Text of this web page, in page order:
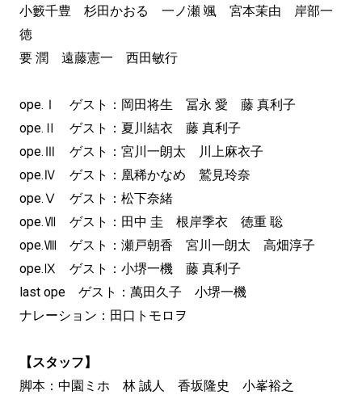
小籔千豊 杉田かおる 一ノ瀬 颯 宮本茉由 岸部一
徳
要 潤 遠藤憲一 西田敏行
ope.Ⅰ ゲスト：岡田将生 冨永 愛 藤 真利子
ope.Ⅱ ゲスト：夏川結衣 藤 真利子
ope.Ⅲ ゲスト：宮川一朗太 川上麻衣子
ope.Ⅳ ゲスト：凰稀かなめ 鷲見玲奈
ope.Ⅴ ゲスト：松下奈緒
ope.Ⅶ ゲスト：田中 圭 根岸季衣 徳重 聡
ope.Ⅷ ゲスト：瀬戸朝香 宮川一朗太 高畑淳子
ope.Ⅸ ゲスト：小堺一機 藤 真利子
last ope ゲスト：萬田久子 小堺一機
ナレーション：田口トモロヲ
【スタッフ】
脚本：中園ミホ 林 誠人 香坂隆史 小峯裕之